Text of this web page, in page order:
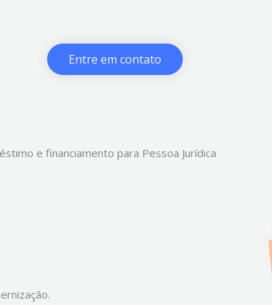
Entre em contato
e financiamento para Pessoa Jurídica